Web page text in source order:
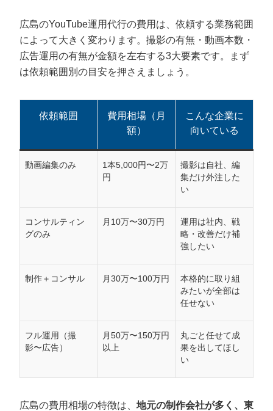
広島のYouTube運用代行の費用は、依頼する業務範囲
によって大きく変わります。撮影の有無・動画本数・
広告運用の有無が金額を左右する3大要素です。まず
は依頼範囲別の目安を押さえましょう。
依頼範囲
費用相場（月
額）
こんな企業に
向いている
動画編集のみ
1本5,000円〜2万
円
撮影は自社、編
集だけ外注した
い
コンサルティン
グのみ
月10万〜30万円
運用は社内、戦
略・改善だけ補
強したい
制作＋コンサル 月30万〜100万円
本格的に取り組
みたいが全部は
任せない
フル運用（撮
影〜広告）
月50万〜150万円
以上
丸ごと任せて成
果を出してほし
い
広島の費用相場の特徴は、 地元の制作会社が多く、東